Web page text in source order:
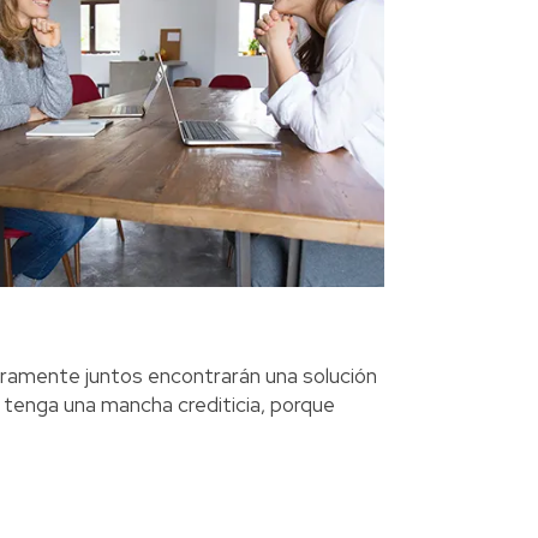
juntos encontrarán una solución
una mancha crediticia, porque